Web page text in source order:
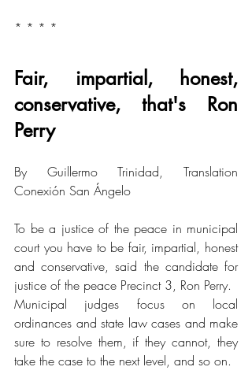
* * * *
Fair, impartial, honest,
conservative, that's Ron
Perry
By Guillermo Trinidad, Translation
Conexión San Ángelo
To be a justice of the peace in municipal
court you have to be fair, impartial, honest
and conservative, said the candidate for
justice of the peace Precinct 3, Ron Perry.
Municipal judges focus on local
ordinances and state law cases and make
sure to resolve them, if they cannot, they
take the case to the next level, and so on.